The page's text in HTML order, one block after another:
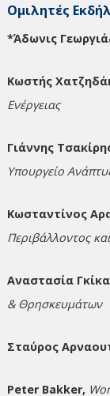
Ομιλητές
*Άδωνις
Κωστής
Ενέργειας
Γιάννης
Υπουργείο
Κωσταντίνος
Περιβάλλοντος
Αναστασία
& Θρησκευμάτων
Σταύρος
Peter Bakker,